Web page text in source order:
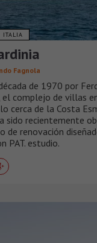
ITALIA
Fagnola
de 1970 por
el complejo de villas
cerca de la Costa
sido recientemente
de renovación
PAT. estudio.